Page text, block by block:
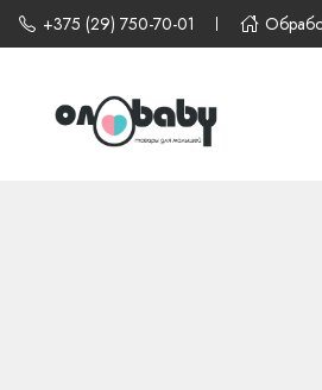
+375 (29) 750-70-01